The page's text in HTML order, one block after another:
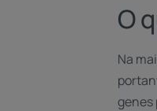
O
Na
genes